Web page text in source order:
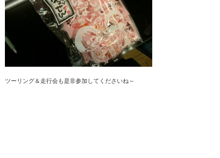
ツーリング＆走行会も是非参加してくださいね～